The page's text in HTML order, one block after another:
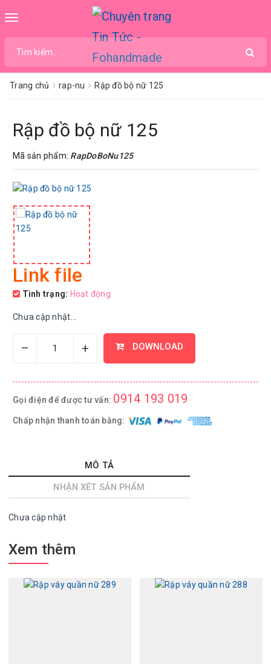
Toggle
Trang chủ rap-nu Rập đồ bộ nữ 125
Rập đồ bộ nữ 125
Mã sản phẩm: RapDoBoNu125
Link file
Tình trạng: Hoạt động
Chưa cập nhật...
– + DOWNLOAD
Gọi điện để được tư vấn: 0914 193 019
Chấp nhận thanh toán bằng:
MÔ TẢ
NHẬN XÉT SẢN PHẨM
Chưa cập nhật
Xem thêm